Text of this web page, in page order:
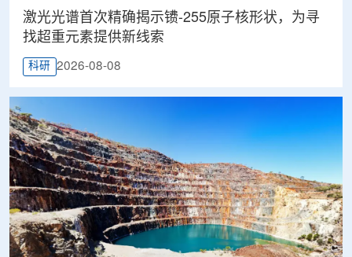
激光光谱首次精确揭示镄-255原子核形状，为寻
找超重元素提供新线索
科研 2026-08-08